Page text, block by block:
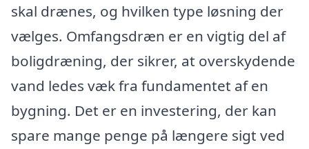
skal drænes, og hvilken type løsning der
vælges. Omfangsdræn er en vigtig del af
boligdræning, der sikrer, at overskydende
vand ledes væk fra fundamentet af en
bygning. Det er en investering, der kan
spare mange penge på længere sigt ved